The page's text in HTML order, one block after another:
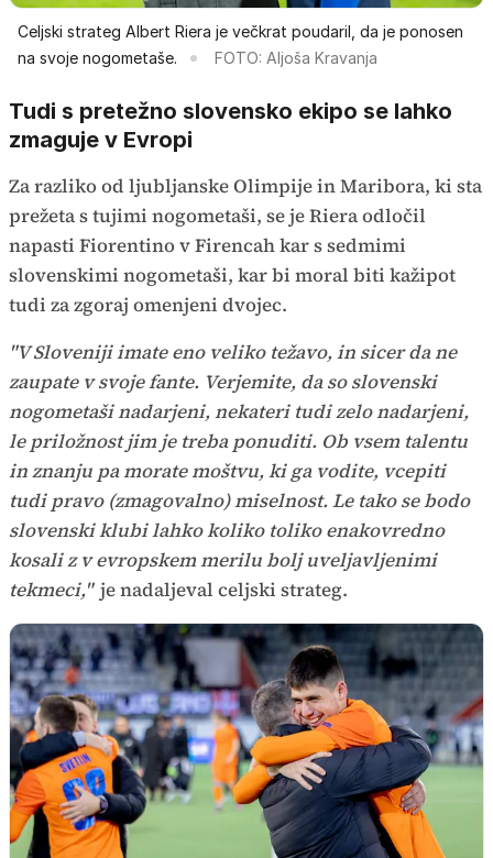
Celjski strateg Albert Riera je večkrat poudaril, da je ponosen
na svoje nogometaše.
FOTO: Aljoša Kravanja
Tudi s pretežno slovensko ekipo se lahko
zmaguje v Evropi
Za razliko od ljubljanske Olimpije in Maribora, ki sta
prežeta s tujimi nogometaši, se je Riera odločil
napasti Fiorentino v Firencah kar s sedmimi
slovenskimi nogometaši, kar bi moral biti kažipot
tudi za zgoraj omenjeni dvojec.
"V Sloveniji imate eno veliko težavo, in sicer da ne
zaupate v svoje fante. Verjemite, da so slovenski
nogometaši nadarjeni, nekateri tudi zelo nadarjeni,
le priložnost jim je treba ponuditi. Ob vsem talentu
in znanju pa morate moštvu, ki ga vodite, vcepiti
tudi pravo (zmagovalno) miselnost. Le tako se bodo
slovenski klubi lahko koliko toliko enakovredno
kosali z v evropskem merilu bolj uveljavljenimi
tekmeci," je nadaljeval celjski strateg.